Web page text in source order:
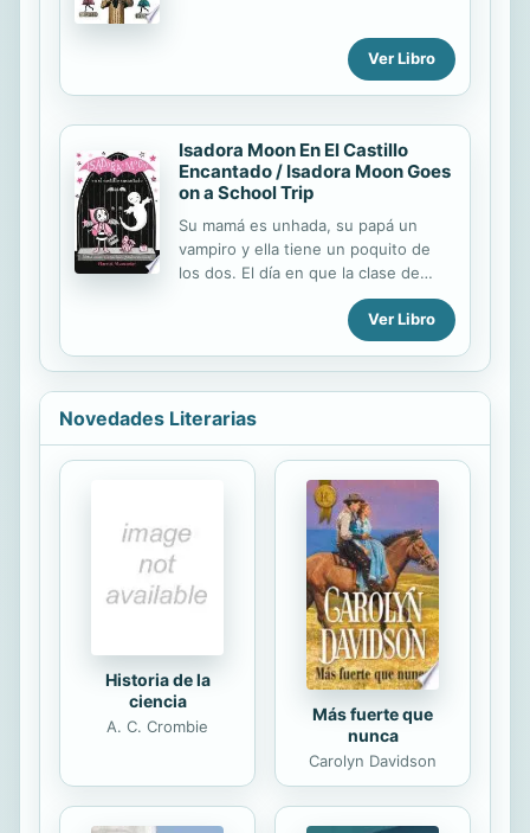
Durrell. Una noche, después de un
seísmo, Ana decide comprobar los
daños producidos en el palacio y
Durrell está muerto, la caja fuerte
descerrajada y su interior vacío. Así
comienza su última aventura.
Ver Libro
Isadora Moon En El Castillo
Encantado / Isadora Moon Goes
on a School Trip
Su mamá es unhada, su papá un
vampiro y ella tiene un poquito de
los dos. El día en que la clase de
Isadora sale de excursión... ¡a un
castillo encantado!, todos están
muertos de miedo, ¿y si encuentran
un fantasma? Isadora tendrá que
enseñarles que hay cosas que no
asustan tanto cuando las conoces.
Ver Libro
Novedades Literarias
Historia de la
ciencia
A. C. Crombie
Más fuerte que
nunca
Carolyn Davidson